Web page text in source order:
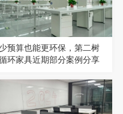
少预算也能更环保，第二树
环家具近期部分案例分享